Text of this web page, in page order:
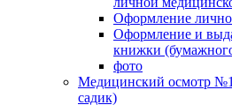
Оформление
Оформление и
книжки
фото
Медицинский осмотр
садик)